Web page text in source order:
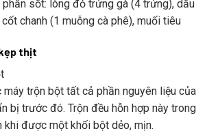
phần sốt: lòng đỏ trứng gà (4 trứng), dầu
chanh (1 muỗng cà phê), muối tiêu
thịt
máy trộn bột tất cả phần nguyên liệu của
bị trước đó. Trộn đều hỗn hợp này trong
khi được một khối bột dẻo, mịn.